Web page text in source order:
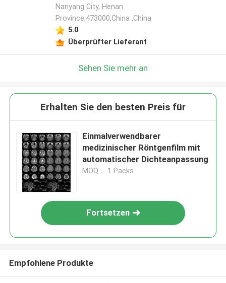
Nanyang City, Henan
Province,473000,China ,China
5.0
Überprüfter Lieferant
Sehen Sie mehr an
Erhalten Sie den besten Preis für
Einmalverwendbarer
medizinischer Röntgenfilm mit
automatischer Dichteanpassung
MOQ： 1 Packs
Fortsetzen
Empfohlene Produkte